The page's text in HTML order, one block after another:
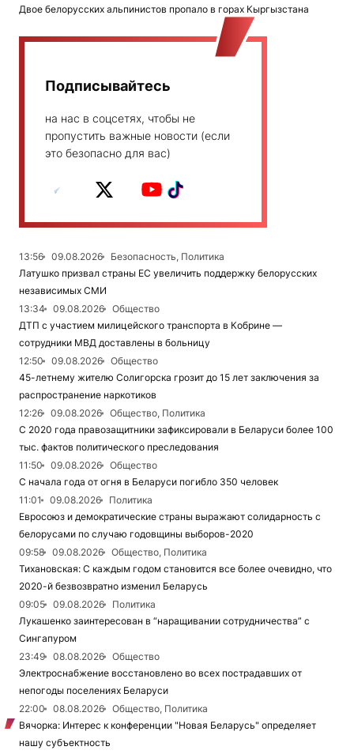
Двое белорусских альпинистов пропало в горах Кыргызстана
Подписывайтесь
на нас в соцсетях, чтобы не
пропустить важные новости (если
это безопасно для вас)
13:56 09.08.2026
Безопасность, Политика
Латушко призвал страны ЕС увеличить поддержку белорусских
независимых СМИ
13:34
09.08.2026
Общество
ДТП с участием милицейского транспорта в Кобрине —
сотрудники МВД доставлены в больницу
12:50
09.08.2026
Общество
45-летнему жителю Солигорска грозит до 15 лет заключения за
распространение наркотиков
12:26
09.08.2026
Общество, Политика
С 2020 года правозащитники зафиксировали в Беларуси более 100
тыс. фактов политического преследования
11:50
09.08.2026
Общество
С начала года от огня в Беларуси погибло 350 человек
11:01
09.08.2026
Политика
Евросоюз и демократические страны выражают солидарность с
белорусами по случаю годовщины выборов-2020
09:58
09.08.2026
Общество, Политика
Тихановская: С каждым годом становится все более очевидно, что
2020-й безвозвратно изменил Беларусь
09:05
09.08.2026
Политика
Лукашенко заинтересован в “наращивании сотрудничества” с
Сингапуром
23:49
08.08.2026
Общество
Электроснабжение восстановлено во всех пострадавших от
непогоды поселениях Беларуси
22:00
08.08.2026
Общество, Политика
Вячорка: Интерес к конференции "Новая Беларусь" определяет
нашу субъектность